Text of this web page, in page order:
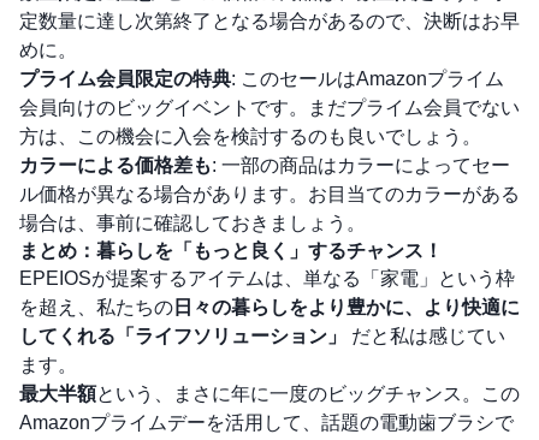
定数量に達し次第終了となる場合があるので、決断はお早
めに。
プライム会員限定の特典: このセールはAmazonプライム
会員向けのビッグイベントです。まだプライム会員でない
方は、この機会に入会を検討するのも良いでしょう。
カラーによる価格差も: 一部の商品はカラーによってセー
ル価格が異なる場合があります。お目当てのカラーがある
場合は、事前に確認しておきましょう。
まとめ：暮らしを「もっと良く」するチャンス！
EPEIOSが提案するアイテムは、単なる「家電」という枠
を超え、私たちの 日々の暮らしをより豊かに、より快適に
してくれる「ライフソリューション」
だと私は感じてい
ます。
最大半額という、まさに年に一度のビッグチャンス。この
Amazonプライムデーを活用して、話題の電動歯ブラシで